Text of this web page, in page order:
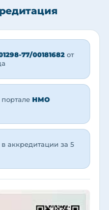
77/00181682 от
НМО
в аккредитации за 5